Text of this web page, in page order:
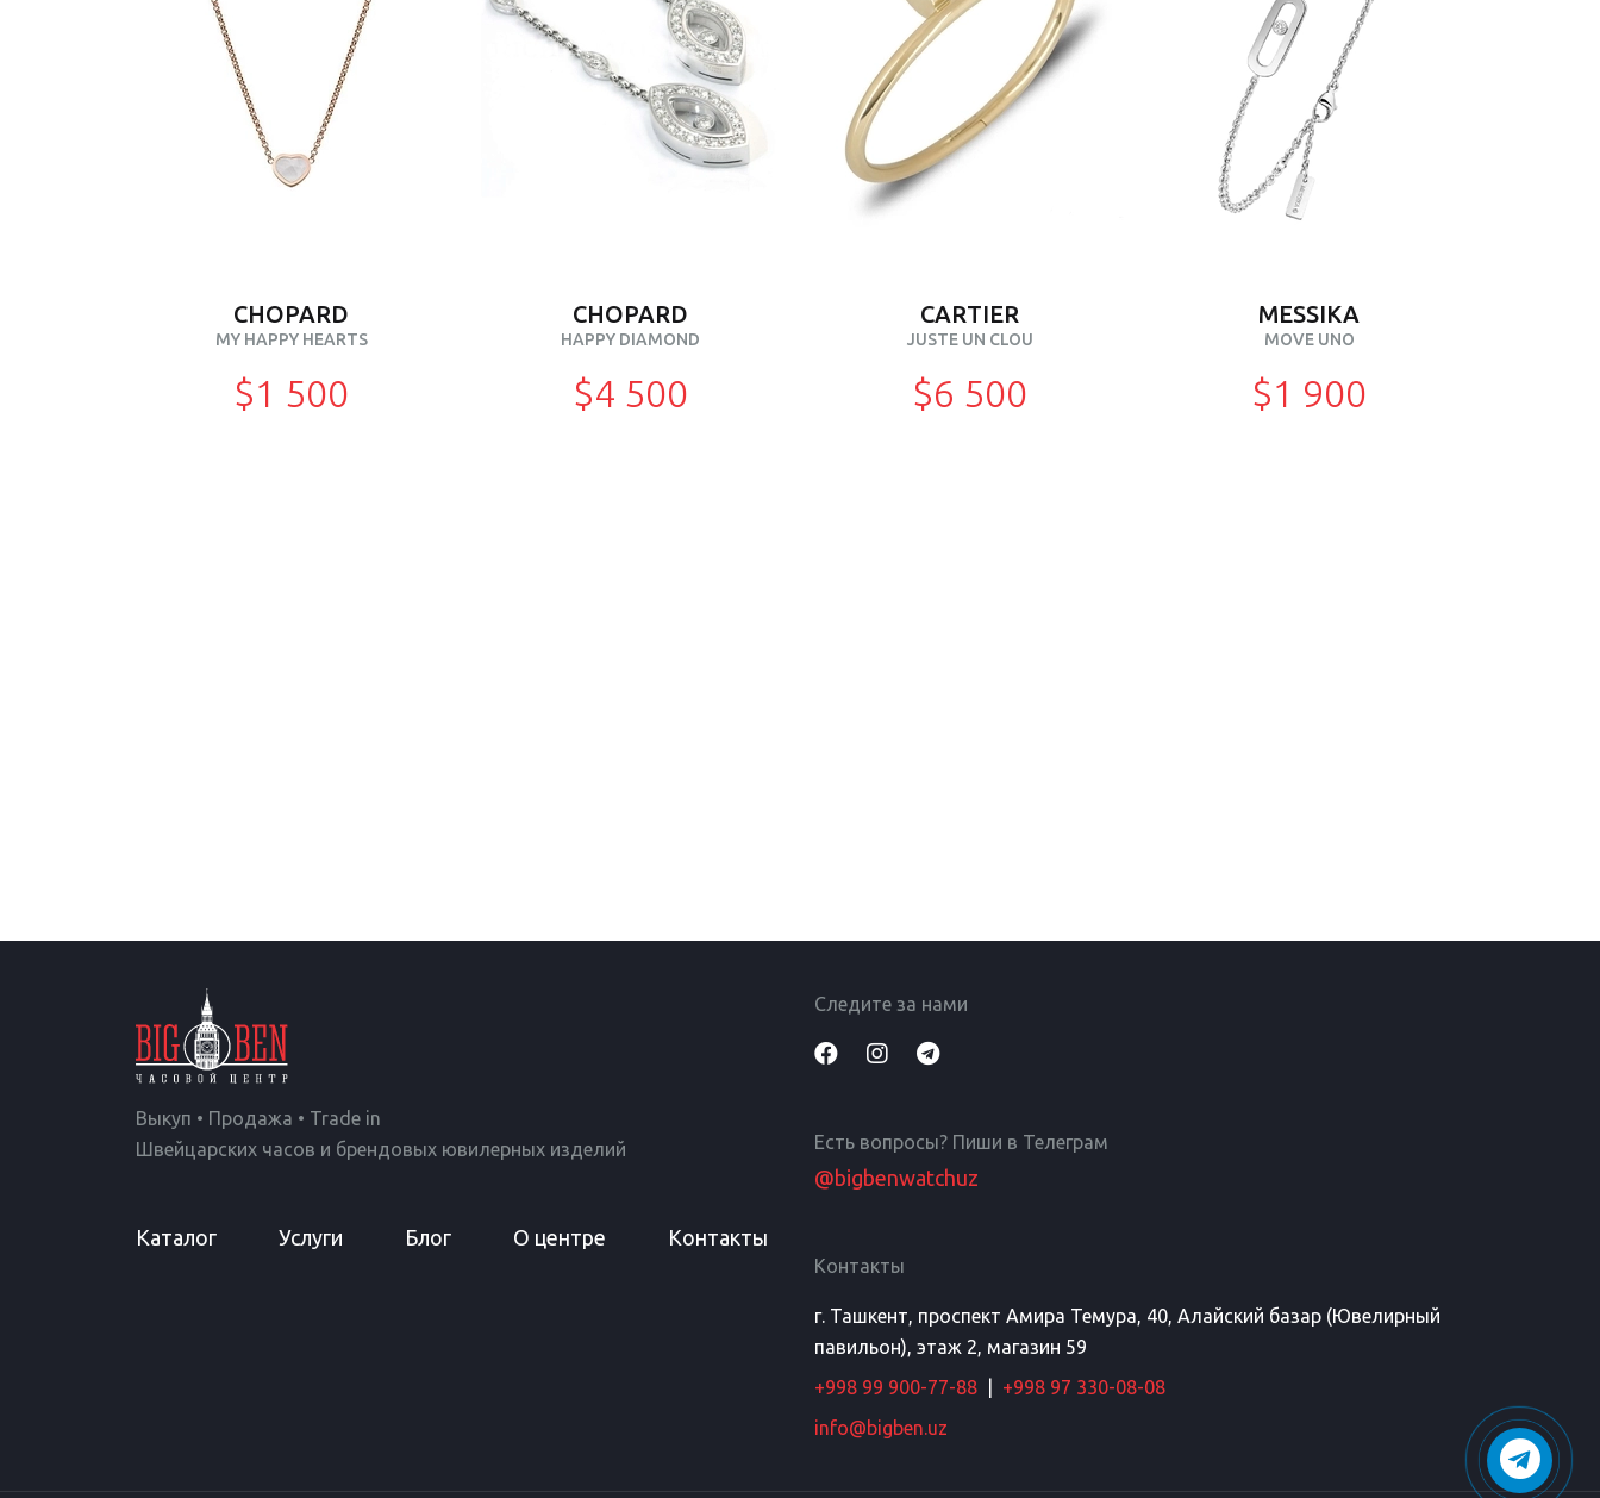
CHOPARD
MY HAPPY HEARTS
$1 500
CHOPARD
HAPPY DIAMOND
$4 500
CARTIER
JUSTE UN CLOU
$6 500
MESSIKA
MOVE UNO
$1 900
Выкуп • Продажа • Trade in
Швейцарских часов и брендовых ювилерных изделий
Каталог Услуги Блог О центре Контакты
Следите за нами
Есть вопросы? Пиши в Телеграм
@bigbenwatchuz
Контакты
г. Ташкент, проспект Амира Темура, 40, Алайский базар (Ювелирный
павильон), этаж 2, магазин 59
+998 99 900-77-88
+998 97 330-08-08
info@bigben.uz